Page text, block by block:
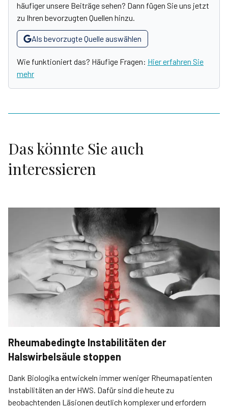
häufiger unsere Beiträge sehen? Dann fügen Sie uns jetzt
zu Ihren bevorzugten Quellen hinzu.
Als bevorzugte Quelle auswählen
Wie funktioniert das? Häufige Fragen: Hier erfahren Sie
mehr
Das könnte Sie auch
interessieren
Rheumabedingte Instabilitäten der
Halswirbelsäule stoppen
Dank Biologika entwickeln immer weniger Rheumapatienten
Instabilitäten an der HWS. Dafür sind die heute zu
beobachtenden Läsionen deutlich komplexer und erfordern